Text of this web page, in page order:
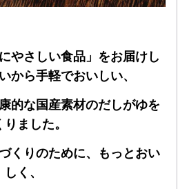
やさしい食品」をお届けし
から手軽でおいしい、
的な国産素材のだしがゆを
ました。
くりのために、もっとおい
しく、